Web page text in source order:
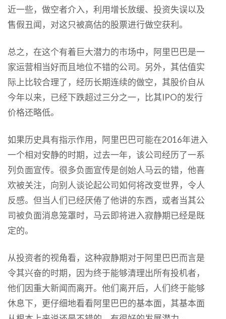
近一些，做空者介入，利用增长放缓、投资失误以及
售假丑闻，对这只被高估的股票进行做空获利。
总之，在这个有着巨大潜力的市场中，阿里巴巴是一
家运营相当好而且地位不错的公司。另外，其估值实
际上比较合理了，经历长期连续的做空，其股价自从
今年以来，已经下跌超过三分之一，比其IPO的发行
价格还略低。
如果历史具有指示作用，阿里巴巴可能在2016年进入
一个相对安静的时期，过去一年，该公司经历了一系
列负面宣传。很多负面宣传是创始人马云的错，他喜
欢被关注，向别人谈论起公司如何将改变世界，令人
反感。但当人们已经厌倦了他讲的东西，或者当其公
司被负面消息笼罩时，马云即将进入寂静期已经是既
定的。
从投资者的视角看，这种寂静期对于阿里巴巴而言是
令其兴奋的时期，因为终于能够清理出所有投机者，
他们因重大新闻而离开。他们离开后，人们终于能够
休息下，更仔细地看看阿里巴巴的基本面，其基本面